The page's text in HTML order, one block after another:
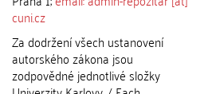
cuni.cz
Za dodržení všech ustanovení
autorského zákona jsou
zodpovědné jednotlivé složky